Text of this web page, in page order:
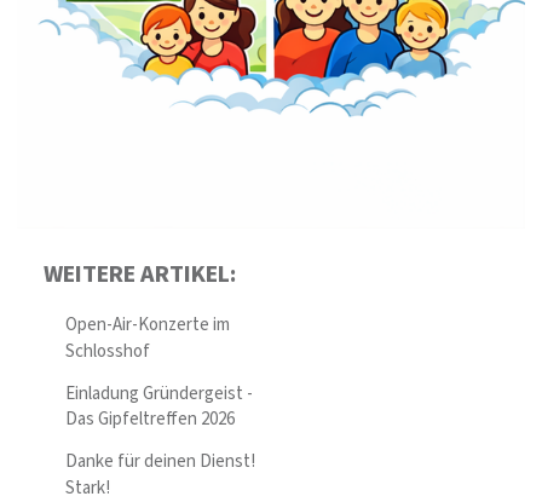
WEITERE ARTIKEL:
Open-Air-Konzerte im
Schlosshof
Einladung Gründergeist -
Das Gipfeltreffen 2026
Danke für deinen Dienst!
Stark!